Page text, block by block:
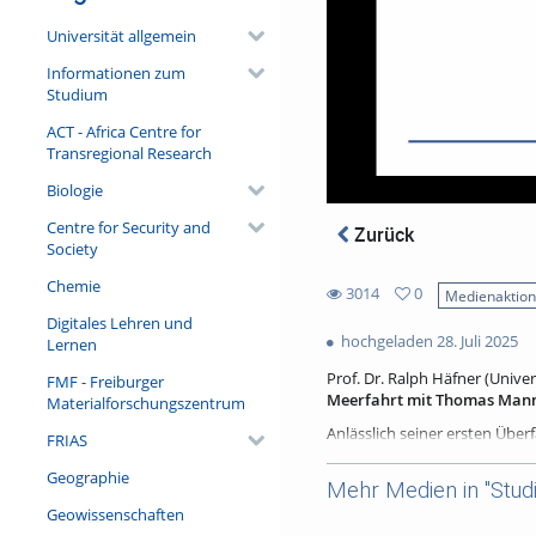
Universität allgemein
Informationen zum
Studium
ACT - Africa Centre for
Transregional Research
Biologie
Centre for Security and
Society
Chemie
Digitales Lehren und
Lernen
FMF - Freiburger
Materialforschungszentrum
FRIAS
Geographie
Geowissenschaften
Zurück
3014
views
0
favorites
hochgeladen 28. Juli 2025
Prof. Dr. Ralph Häfner
Meerfahrt mit Thomas
Anlässlich seiner ersten
veröffentlicht. Gegenstand
Wirklichkeit und der
allen Ebenen des
Mehr Medien in